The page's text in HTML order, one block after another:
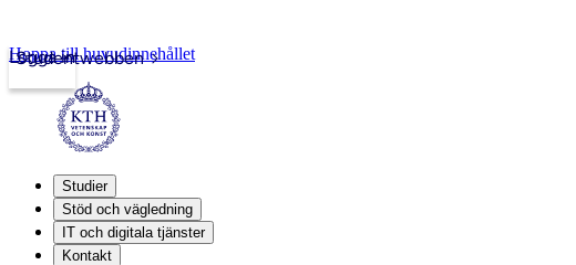
Studentwebben
Logga in
Hoppa till huvudinnehållet
Studier
Stöd och vägledning
IT och digitala tjänster
Kontakt